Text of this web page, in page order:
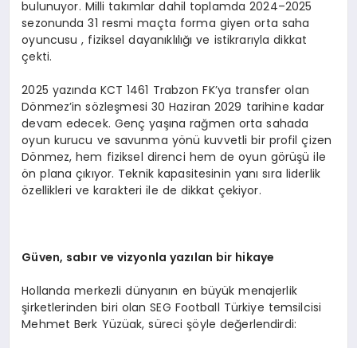
bulunuyor. Milli takımlar dahil toplamda 2024–2025
sezonunda 31 resmi maçta forma giyen orta saha
oyuncusu , fiziksel dayanıklılığı ve istikrarıyla dikkat
çekti.
2025 yazında KCT 1461 Trabzon FK’ya transfer olan
Dönmez’in sözleşmesi 30 Haziran 2029 tarihine kadar
devam edecek. Genç yaşına rağmen orta sahada
oyun kurucu ve savunma yönü kuvvetli bir profil çizen
Dönmez, hem fiziksel direnci hem de oyun görüşü ile
ön plana çıkıyor. Teknik kapasitesinin yanı sıra liderlik
özellikleri ve karakteri ile de dikkat çekiyor.
Güven, sabır ve vizyonla yazılan bir hikaye
Hollanda merkezli dünyanın en büyük menajerlik
şirketlerinden biri olan SEG Football Türkiye temsilcisi
Mehmet Berk Yüzüak, süreci şöyle değerlendirdi: